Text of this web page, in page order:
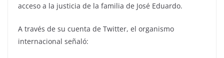
acceso a la justicia de la familia de José Eduardo.
A través de su cuenta de Twitter, el organismo
internacional señaló: